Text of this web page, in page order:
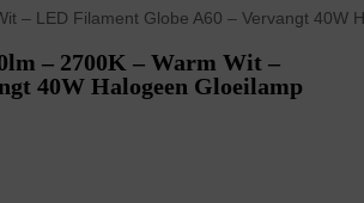
Globe A60 – Vervangt 40W Halogeen Gloeilamp – 50 stuks
– 2700K – Warm Wit –
40W Halogeen Gloeilamp